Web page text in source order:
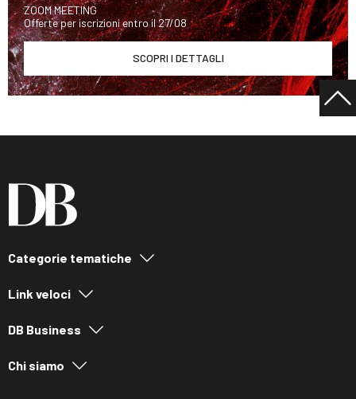
ZOOM MEETING
Offerte per iscrizioni entro il 27/08
SCOPRI I DETTAGLI
Categorie tematiche
Link veloci
DB Business
Chi siamo